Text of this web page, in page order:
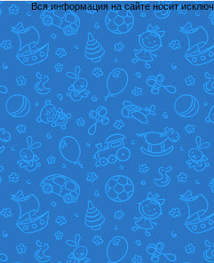
Вся информация на сайте носит